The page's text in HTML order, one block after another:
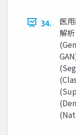
34.
医
解